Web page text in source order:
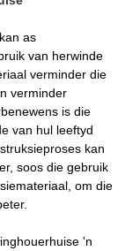
as
van herwinde
verminder die
verminder
is die
van hul leeftyd
kan
soos die gebruik
om die
'n